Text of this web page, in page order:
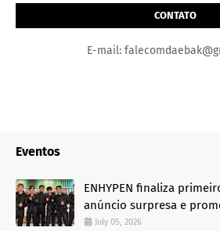
CONTATO
E-mail:
Eventos
ENHYPEN finaliza
anúncio surpresa e
July 05, 2026